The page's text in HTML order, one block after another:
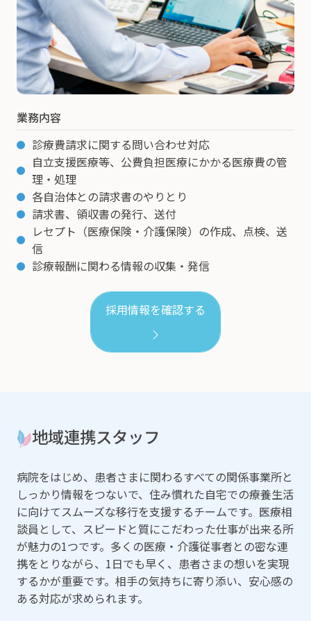
業務内容
診療費請求に関する問い合わせ対応
自立支援医療等、公費負担医療にかかる医療費の管
理・処理
各自治体との請求書のやりとり
請求書、領収書の発行、送付
レセプト（医療保険・介護保険）の作成、点検、送
信
診療報酬に関わる情報の収集・発信
採用情報を確認する
地域連携スタッフ
病院をはじめ、患者さまに関わるすべての関係事業所と
しっかり情報をつないで、住み慣れた自宅での療養生活
に向けてスムーズな移行を支援するチームです。医療相
談員として、スピードと質にこだわった仕事が出来る所
が魅力の1つです。多くの医療・介護従事者との密な連
携をとりながら、1日でも早く、患者さまの想いを実現
するかが重要です。相手の気持ちに寄り添い、安心感の
ある対応が求められます。